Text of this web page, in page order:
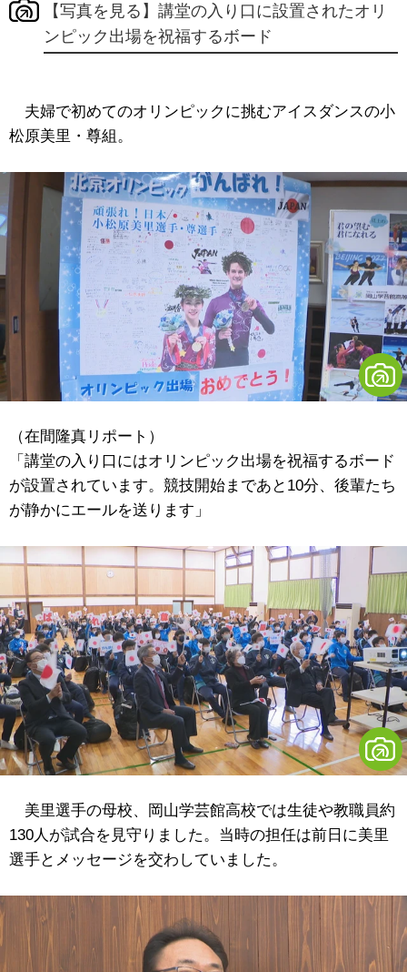
【写真を見る】講堂の入り口に設置されたオリ
ンピック出場を祝福するボード
夫婦で初めてのオリンピックに挑むアイスダンスの小
松原美里・尊組。
（在間隆真リポート）
「講堂の入り口にはオリンピック出場を祝福するボード
が設置されています。競技開始まであと10分、後輩たち
が静かにエールを送ります」
美里選手の母校、岡山学芸館高校では生徒や教職員約
130人が試合を見守りました。当時の担任は前日に美里
選手とメッセージを交わしていました。